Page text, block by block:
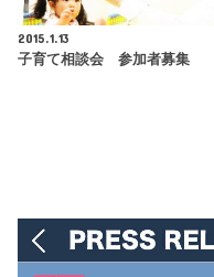
2015.1.13
子育て相談会 参加者募集